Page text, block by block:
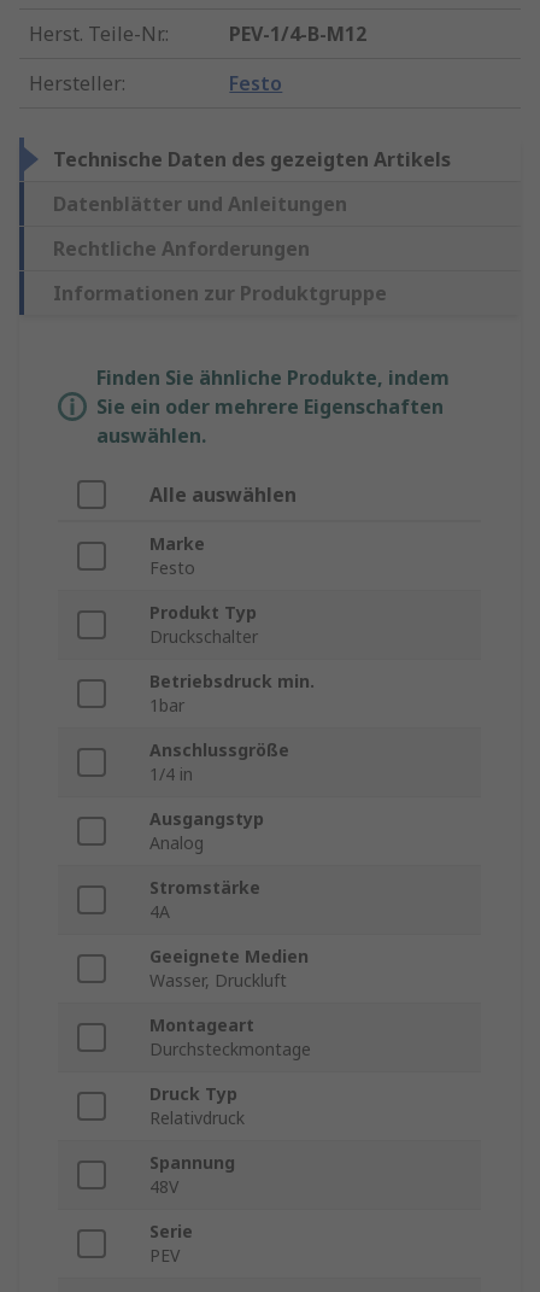
Herst. Teile-Nr.:
PEV-1/4-B-M12
Hersteller: Festo
Technische Daten des gezeigten Artikels
Datenblätter und Anleitungen
Rechtliche Anforderungen
Informationen zur Produktgruppe
Finden Sie ähnliche Produkte, indem
Sie ein oder mehrere Eigenschaften
auswählen.
Alle auswählen
Marke
Festo
Produkt Typ
Druckschalter
Betriebsdruck min.
1bar
Anschlussgröße
1/4 in
Ausgangstyp
Analog
Stromstärke
4A
Geeignete Medien
Wasser, Druckluft
Montageart
Durchsteckmontage
Druck Typ
Relativdruck
Spannung
48V
Serie
PEV